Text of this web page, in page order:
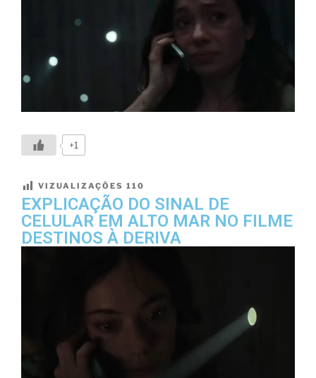
+1
VIZUALIZAÇÕES 110
EXPLICAÇÃO DO SINAL DE
CELULAR EM ALTO MAR NO FILME
DESTINOS À DERIVA